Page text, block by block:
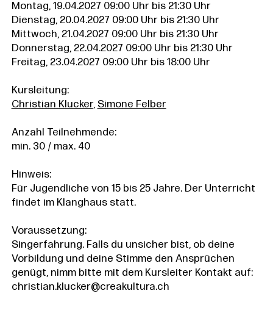
Montag, 19.04.2027 09:00 Uhr bis 21:30 Uhr
Dienstag, 20.04.2027 09:00 Uhr bis 21:30 Uhr
Mittwoch, 21.04.2027 09:00 Uhr bis 21:30 Uhr
Donnerstag, 22.04.2027 09:00 Uhr bis 21:30 Uhr
Freitag, 23.04.2027 09:00 Uhr bis 18:00 Uhr
Kursleitung:
Christian Klucker, Simone Felber
Anzahl Teilnehmende:
min. 30 / max. 40
Hinweis:
Für Jugendliche von 15 bis 25 Jahre. Der Unterricht
findet im Klanghaus statt.
Voraussetzung:
Singerfahrung. Falls du unsicher bist, ob deine
Vorbildung und deine Stimme den Ansprüchen
genügt, nimm bitte mit dem Kursleiter Kontakt auf:
christian.klucker@creakultura.ch